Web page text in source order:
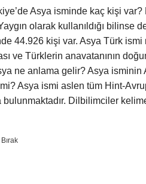
Asya isminde kaç kişi
olarak kullanıldığı bilinse
44.926 kişi var. Asya Türk
ve Türklerin anavatanının
ne anlama gelir? Asya isminin
Asya ismi aslen tüm Hint-
bulunmaktadır. Dilbilimciler